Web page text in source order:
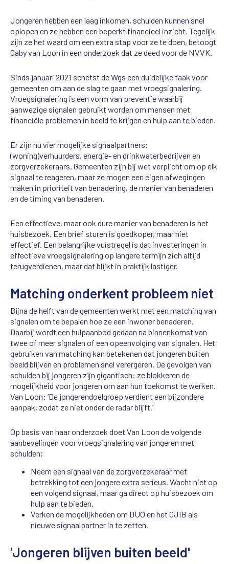
Jongeren hebben een laag inkomen, schulden kunnen snel
oplopen en ze hebben een beperkt financieel inzicht. Tegelijk
zijn ze het waard om een extra stap voor ze te doen, betoogt
Gaby van Loon in een onderzoek dat ze deed voor de NVVK.
Sinds januari 2021 schetst de Wgs een duidelijke taak voor
gemeenten om aan de slag te gaan met vroegsignalering.
Vroegsignalering is een vorm van preventie waarbij
aanwezige signalen gebruikt worden om mensen met
financiële problemen in beeld te krijgen en hulp aan te bieden.
Er zijn nu vier mogelijke signaalpartners:
(woning)verhuurders, energie- en drinkwaterbedrijven en
zorgverzekeraars. Gemeenten zijn bij wet verplicht om op elk
signaal te reageren, maar ze mogen een eigen afwegingen
maken in prioriteit van benadering, de manier van benaderen
en de timing van benaderen.
Een effectieve, maar ook dure manier van benaderen is het
huisbezoek. Een brief sturen is goedkoper, maar niet
effectief. Een belangrijke vuistregel is dat investeringen in
effectieve vroegsignalering op langere termijn zich altijd
terugverdienen, maar dat blijkt in praktijk lastiger.
Matching onderkent probleem niet
Bijna de helft van de gemeenten werkt met een matching van
signalen om te bepalen hoe ze een inwoner benaderen.
Daarbij wordt een hulpaanbod gedaan na binnenkomst van
twee of meer signalen of een opeenvolging van signalen. Het
gebruiken van matching kan betekenen dat jongeren buiten
beeld blijven en problemen snel verergeren. De gevolgen van
schulden bij jongeren zijn gigantisch: ze blokkeren de
mogelijkheid voor jongeren om aan hun toekomst te werken.
Van Loon: ‘De jongerendoelgroep verdient een bijzondere
aanpak, zodat ze niet onder de radar blijft.’
Op basis van haar onderzoek doet Van Loon de volgende
aanbevelingen voor vroegsignalering van jongeren met
schulden;
Neem een signaal van de zorgverzekeraar met
betrekking tot een jongere extra serieus. Wacht niet op
een volgend signaal, maar ga direct op huisbezoek om
hulp aan te bieden.
Verken de mogelijkheden om DUO en het CJIB als
nieuwe signaalpartner in te zetten.
'Jongeren blijven buiten beeld'